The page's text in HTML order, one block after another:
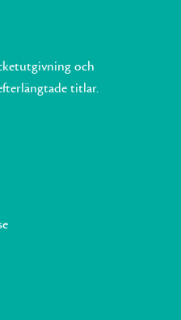
och
titlar.